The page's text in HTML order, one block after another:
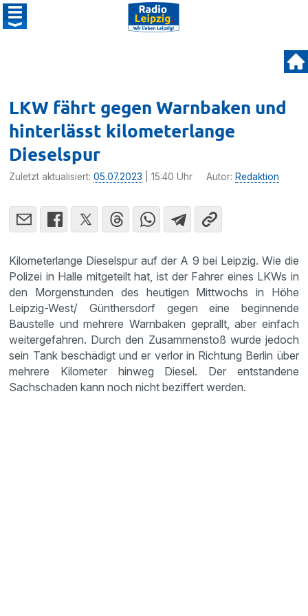
LKW fährt gegen Warnbaken und
hinterlässt kilometerlange
Dieselspur
Zuletzt aktualisiert:05.07.2023 | 15:40 Uhr Autor: Redaktion
Kilometerlange Dieselspur auf der A 9 bei Leipzig. Wie die
Polizei in Halle mitgeteilt hat, ist der Fahrer eines LKWs in
den Morgenstunden des heutigen Mittwochs in Höhe
Leipzig-West/ Günthersdorf gegen eine beginnende
Baustelle und mehrere Warnbaken geprallt, aber einfach
weitergefahren. Durch den Zusammenstoß wurde jedoch
sein Tank beschädigt und er verlor in Richtung Berlin über
mehrere Kilometer hinweg Diesel. Der entstandene
Sachschaden kann noch nicht beziffert werden.